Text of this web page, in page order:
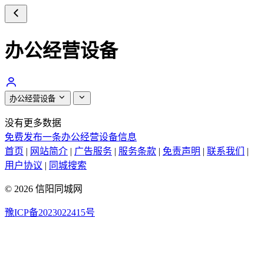
办公经营设备
办公经营设备
没有更多数据
免费发布一条办公经营设备信息
首页 | 网站简介 | 广告服务 | 服务条款 | 免责声明 | 联系我们
|
用户协议 | 同城搜索
© 2026 信阳同城网
豫ICP备2023022415号